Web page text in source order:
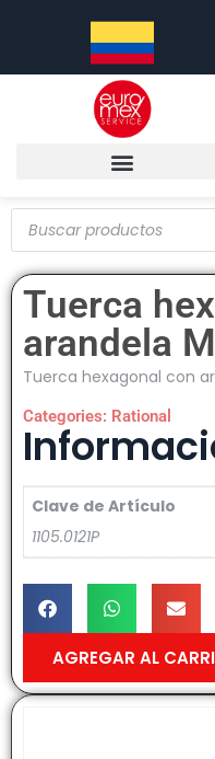
Tuerca
arandela
Tuerca hexagonal con
Categories: Rational
Clave de Artículo
1105.0121P
AGREGAR AL